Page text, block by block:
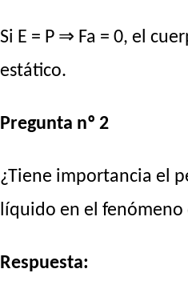
Si E = P ⇒ Fa = 0, el
estático.
Pregunta nº 2
¿Tiene importancia el
líquido en el
Respuesta: